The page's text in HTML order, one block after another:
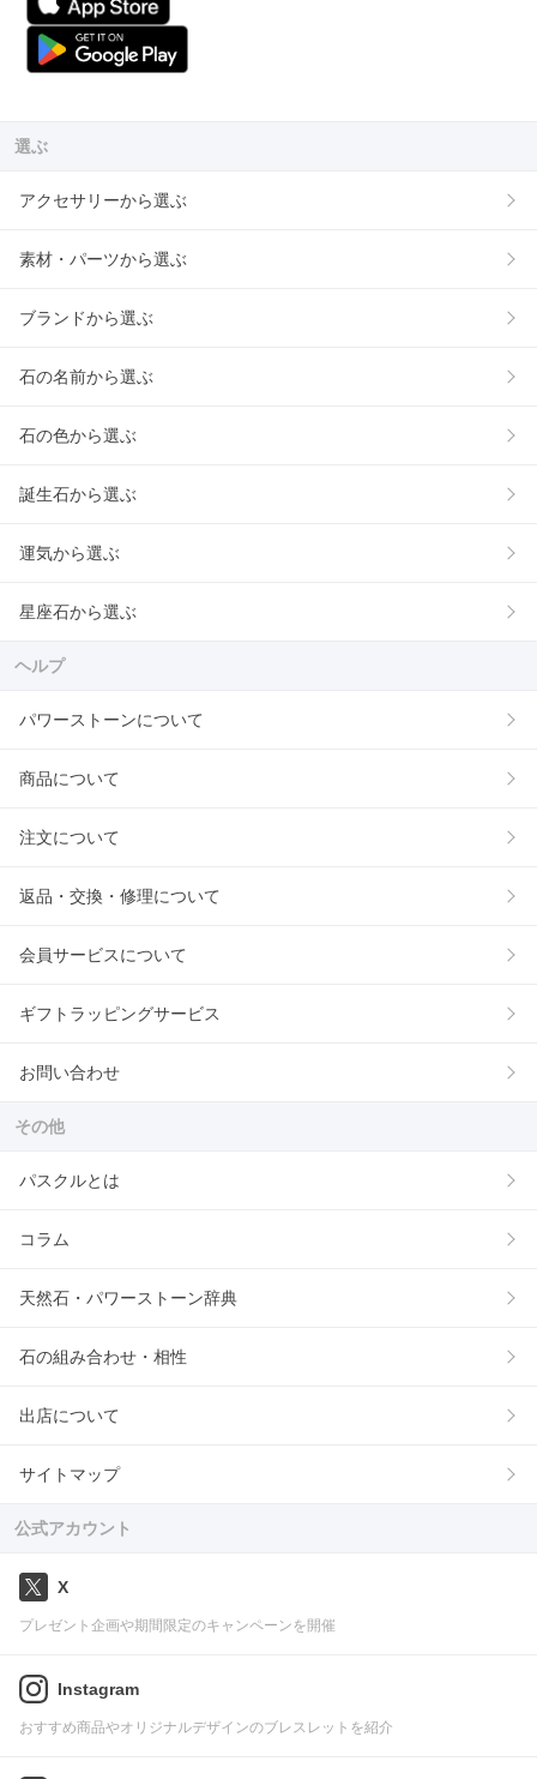
選ぶ
アクセサリーから選ぶ
素材・パーツから選ぶ
ブランドから選ぶ
石の名前から選ぶ
石の色から選ぶ
誕生石から選ぶ
運気から選ぶ
星座石から選ぶ
ヘルプ
パワーストーンについて
商品について
注文について
返品・交換・修理について
会員サービスについて
ギフトラッピングサービス
お問い合わせ
その他
パスクルとは
コラム
天然石・パワーストーン辞典
石の組み合わせ・相性
出店について
サイトマップ
公式アカウント
X
プレゼント企画や期間限定のキャンペーンを開催
Instagram
おすすめ商品やオリジナルデザインのブレスレットを紹介